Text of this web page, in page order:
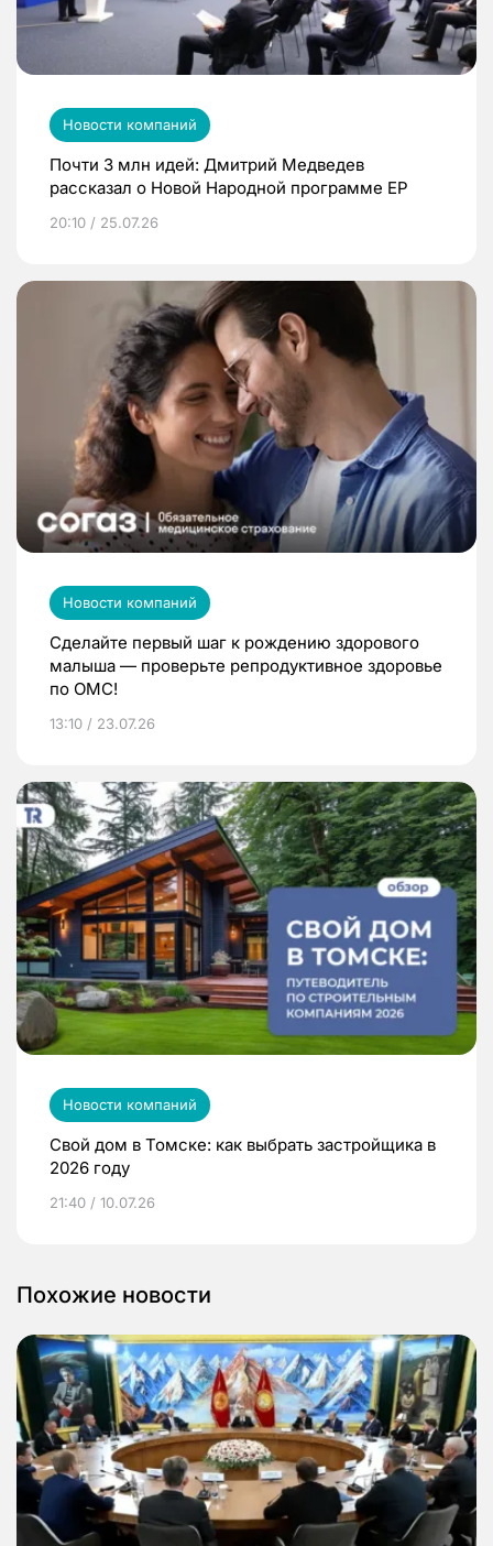
Новости компаний
Почти 3 млн идей: Дмитрий Медведев
рассказал о Новой Народной программе ЕР
20:10 / 25.07.26
Новости компаний
Сделайте первый шаг к рождению здорового
малыша — проверьте репродуктивное здоровье
по ОМС!
13:10 / 23.07.26
Новости компаний
Свой дом в Томске: как выбрать застройщика в
2026 году
21:40 / 10.07.26
Похожие новости